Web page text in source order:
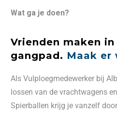
Wat ga je doen?
Vrienden maken
gangpad. Maak er
Als Vulploegmedewerker bij
lossen van de vrachtwagens
Spierballen krijg je vanzelf